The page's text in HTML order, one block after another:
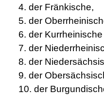
4. der Fränkische,
5. der
6. der
7. der
8. der
9. der
10. der